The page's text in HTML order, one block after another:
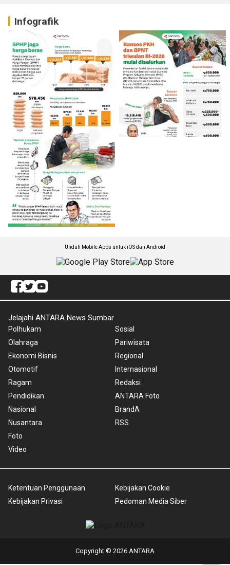
Infografik
Unduh Mobile Apps untuk iOS dan Android
Jelajahi ANTARA News Sumbar
Polhukam
Olahraga
Ekonomi Bisnis
Otomotif
Ragam
Pendidikan
Nasional
Nusantara
Foto
Video
Sosial
Pariwisata
Regional
Internasional
Redaksi
ANTARA Foto
BrandA
RSS
Ketentuan Penggunaan
Kebijakan Privasi
Kebijakan Cookie
Pedoman Media Siber
Copyright © 2026 ANTARA